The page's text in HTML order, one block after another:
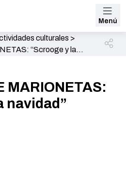
Menú
culturales >
“Scrooge y la
MARIONETAS:
navidad”